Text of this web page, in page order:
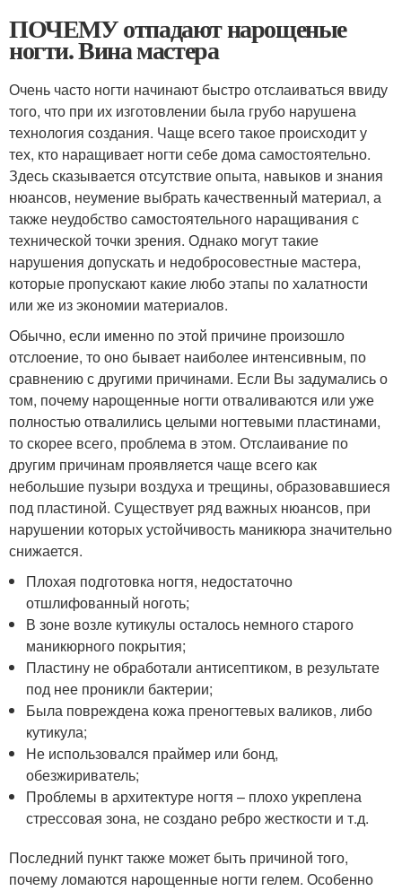
ПОЧЕМУ отпадают нарощеные
ногти. Вина мастера
Очень часто ногти начинают быстро отслаиваться ввиду
того, что при их изготовлении была грубо нарушена
технология создания. Чаще всего такое происходит у
тех, кто наращивает ногти себе дома самостоятельно.
Здесь сказывается отсутствие опыта, навыков и знания
нюансов, неумение выбрать качественный материал, а
также неудобство самостоятельного наращивания с
технической точки зрения. Однако могут такие
нарушения допускать и недобросовестные мастера,
которые пропускают какие любо этапы по халатности
или же из экономии материалов.
Обычно, если именно по этой причине произошло
отслоение, то оно бывает наиболее интенсивным, по
сравнению с другими причинами. Если Вы задумались о
том, почему нарощенные ногти отваливаются или уже
полностью отвалились целыми ногтевыми пластинами,
то скорее всего, проблема в этом. Отслаивание по
другим причинам проявляется чаще всего как
небольшие пузыри воздуха и трещины, образовавшиеся
под пластиной. Существует ряд важных нюансов, при
нарушении которых устойчивость маникюра значительно
снижается.
Плохая подготовка ногтя, недостаточно
отшлифованный ноготь;
В зоне возле кутикулы осталось немного старого
маникюрного покрытия;
Пластину не обработали антисептиком, в результате
под нее проникли бактерии;
Была повреждена кожа преногтевых валиков, либо
кутикула;
Не использовался праймер или бонд,
обезжириватель;
Проблемы в архитектуре ногтя – плохо укреплена
стрессовая зона, не создано ребро жесткости и т.д.
Последний пункт также может быть причиной того,
почему ломаются нарощенные ногти гелем. Особенно